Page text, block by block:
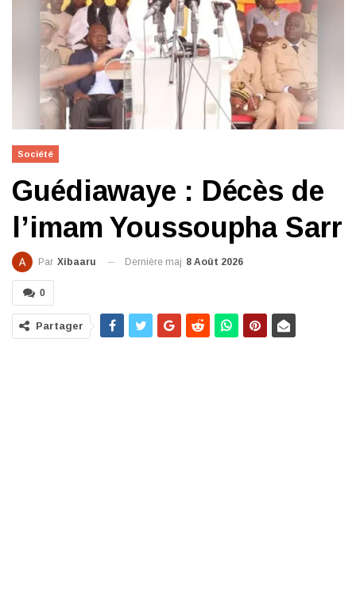
Société
Guédiawaye : Décès de
l’imam Youssoupha Sarr
Par Xibaaru Dernière maj 8 Août 2026
0
Partager